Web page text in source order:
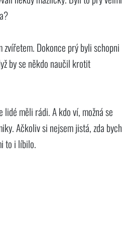
Dokonce prý byli schopni
by se někdo naučil krotit
lidé měli rádi. A kdo ví, možná se
Ačkoliv si nejsem jistá, zda bych
to i líbilo.